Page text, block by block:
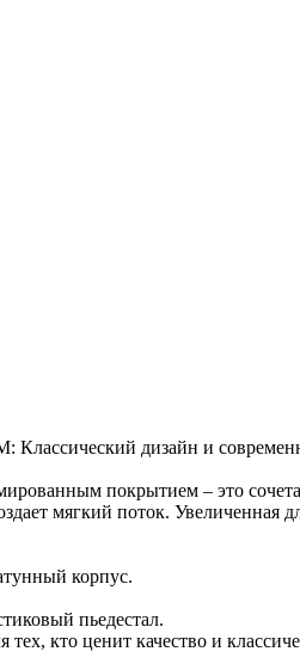
Классический дизайн и
покрытием – это
мягкий поток.
корпус.
пьедестал.
кто ценит качество и